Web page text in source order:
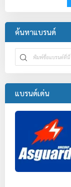
ค้นหาแบรนด์
แบรนด์เด่น